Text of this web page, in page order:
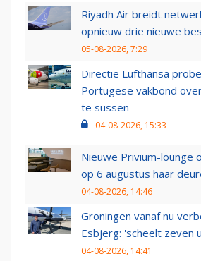
Riyadh Air breidt
opnieuw drie nieuwe
05-08-2026, 7:29
Directie Lufthansa
Portugese vakbond
te sussen
04-08-2026, 15:33
Nieuwe Privium-lounge
op 6 augustus haar
04-08-2026, 14:46
Groningen vanaf nu
Esbjerg: 'scheelt zeven
04-08-2026, 14:41